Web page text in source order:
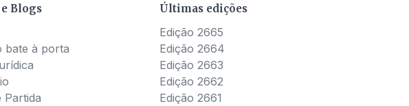
Blogs
bate à porta
Partida
Últimas edições
Edição 2665
Edição 2664
Edição 2663
Edição 2662
Edição 2661